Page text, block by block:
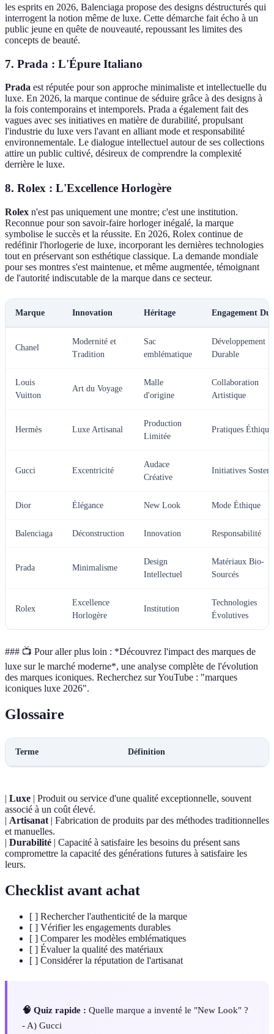
les esprits en 2026, Balenciaga propose des designs déstructurés qui
interrogent la notion même de luxe. Cette démarche fait écho à un
public jeune en quête de nouveauté, repoussant les limites des
concepts de beauté.
7. Prada : L'Épure Italiano
Prada est réputée pour son approche minimaliste et intellectuelle du
luxe. En 2026, la marque continue de séduire grâce à des designs à
la fois contemporains et intemporels. Prada a également fait des
vagues avec ses initiatives en matière de durabilité, propulsant
l'industrie du luxe vers l'avant en alliant mode et responsabilité
environnementale. Le dialogue intellectuel autour de ses collections
attire un public cultivé, désireux de comprendre la complexité
derrière le luxe.
8. Rolex : L'Excellence Horlogère
Rolex n'est pas uniquement une montre; c'est une institution.
Reconnue pour son savoir-faire horloger inégalé, la marque
symbolise le succès et la réussite. En 2026, Rolex continue de
redéfinir l'horlogerie de luxe, incorporant les dernières technologies
tout en préservant son esthétique classique. La demande mondiale
pour ses montres s'est maintenue, et même augmentée, témoignant
de l'autorité indiscutable de la marque dans ce secteur.
Marque Innovation Héritage Engagement
Chanel
Modernité et
Tradition
Sac
emblématique
Développement
Durable
Louis
Vuitton
Art du Voyage
Malle
d'origine
Collaboration
Artistique
Hermès Luxe Artisanal
Production
Limitée
Pratiques
Gucci Excentricité
Audace
Créative
Initiatives
Dior Élégance New Look Mode Éthique
Balenciaga Déconstruction Innovation Responsabilité
Prada Minimalisme
Design
Intellectuel
Matériaux Bio-
Sourcés
Rolex
Excellence
Horlogère
Institution
Technologies
Évolutives
### 📺 Pour aller plus loin : *Découvrez l'impact des marques de
luxe sur le marché moderne*, une analyse complète de l'évolution
des marques iconiques. Recherchez sur YouTube : "marques
iconiques luxe 2026".
Glossaire
Terme Définition
| Luxe | Produit ou service d'une qualité exceptionnelle, souvent
associé à un coût élevé.
| Artisanat | Fabrication de produits par des méthodes traditionnelles
et manuelles.
| Durabilité | Capacité à satisfaire les besoins du présent sans
compromettre la capacité des générations futures à satisfaire les
leurs.
Checklist avant achat
[ ] Rechercher l'authenticité de la marque
[ ] Vérifier les engagements durables
[ ] Comparer les modèles emblématiques
[ ] Évaluer la qualité des matériaux
[ ] Considérer la réputation de l'artisanat
🧠 Quiz rapide : Quelle marque a inventé le "New Look" ?
- A) Gucci